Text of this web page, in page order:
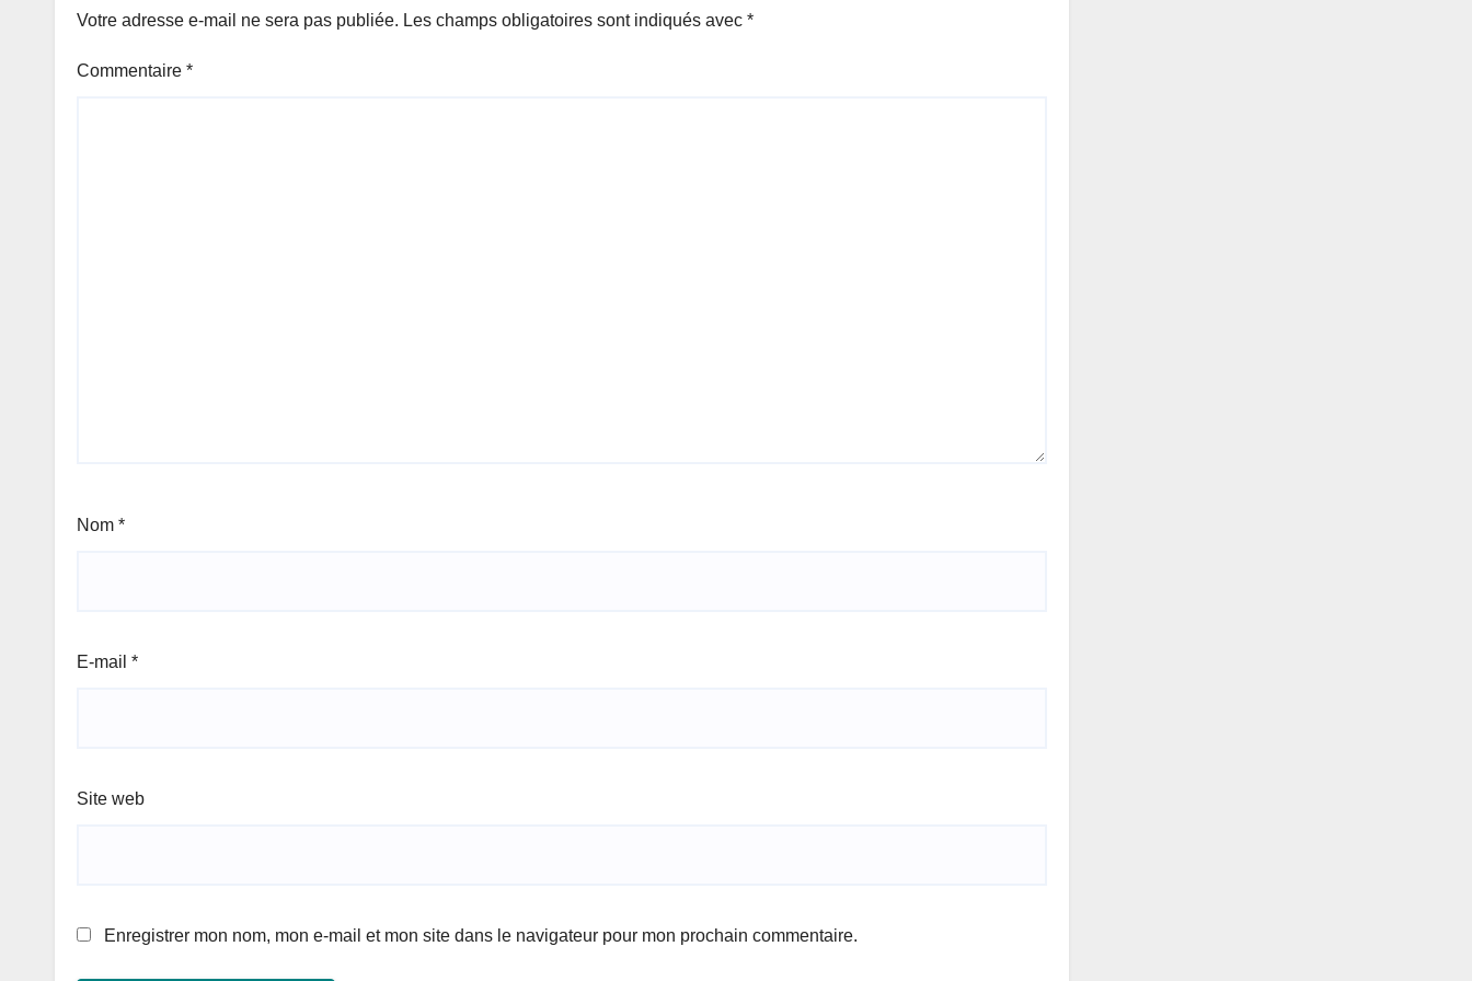
Votre adresse e-mail ne sera pas publiée. Les champs obligatoires sont indiqués avec *
Commentaire *
Nom *
E-mail *
Site web
Enregistrer mon nom, mon e-mail et mon site dans le navigateur pour mon prochain commentaire.